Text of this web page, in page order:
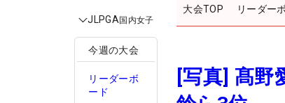
JLPGA国内女子
今週の大会
リーダーボ
ード
大会TOP リーダー
[写真] 髙